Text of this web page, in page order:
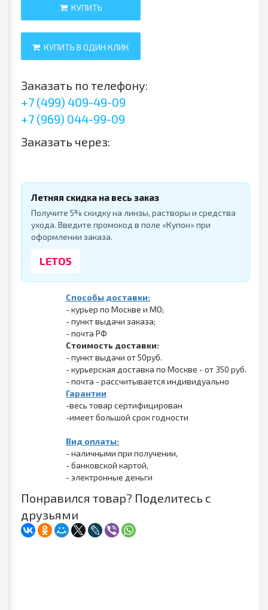
КУПИТЬ
КУПИТЬ В ОДИН КЛИК
Заказать по телефону:
+7 (499) 409-49-09
+7 (969) 044-99-09
Заказать через:
Летняя скидка на весь заказ
Получите 5% скидку на линзы, растворы и средства
ухода. Введите промокод в поле «Купон» при
оформлении заказа.
LETO5
Способы доставки:
- курьер по Москве и МО;
- пункт выдачи заказа;
- почта РФ
Стоимость доставки:
- пункт выдачи от 50руб.
- курьерская доставка по Москве - от 350 руб.
- почта - рассчитывается индивидуально
Гарантии
-весь товар сертифицирован
-имеет большой срок годности
Вид оплаты:
- наличными при получении,
- банковской картой,
- электронные деньги
Понравился товар? Поделитесь с
друзьями